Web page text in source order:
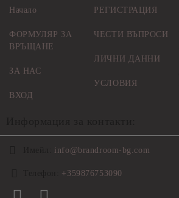
Начало
ФОРМУЛЯР ЗА
ВРЪЩАНЕ
ЗА НАС
ВХОД
РЕГИСТРАЦИЯ
ЧЕСТИ ВЪПРОСИ
ЛИЧНИ ДАННИ
УСЛОВИЯ
info@brandroom-bg.com
+359876753090